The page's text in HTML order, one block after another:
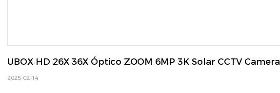
UBOX HD 26X 36X Óptico ZOOM 6MP 3K Solar CCTV Camera
2025-02-14